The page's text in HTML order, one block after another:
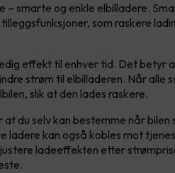
– smarte og enkle elbilladere.
som raskere
effekt til enhver tid. Det betyr
strøm til elbilladeren. Når alle
slik at den lades raskere.
du selv kan bestemme når bilen
ladere kan også kobles mot
ladeeffekten etter